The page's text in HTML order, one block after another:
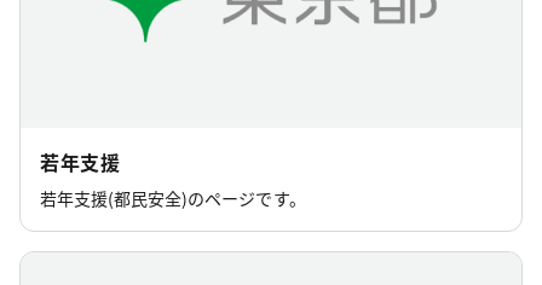
若年支援
若年支援(都民安全)のページです。